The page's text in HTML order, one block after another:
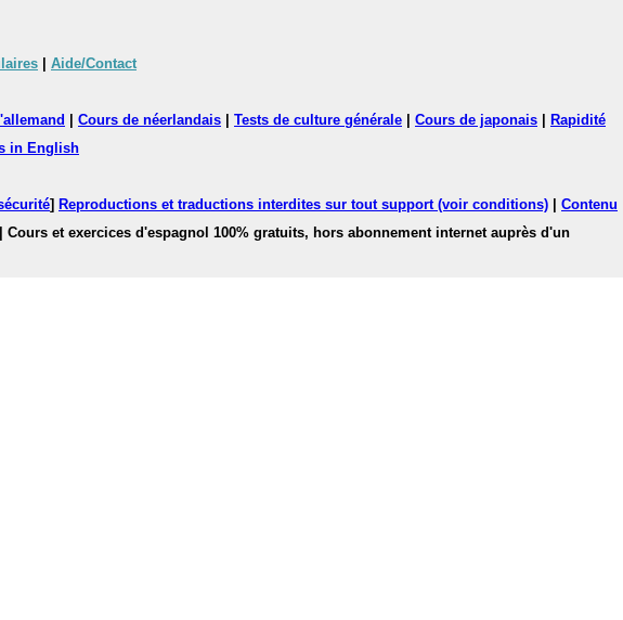
Aide/Contact
Cours de néerlandais Tests de culture générale Cours de japonais
Rapidité
in English
] Reproductions et traductions interdites sur tout support (voir conditions)
Contenu
| Cours et exercices d'espagnol 100% gratuits, hors abonnement internet auprès d'un